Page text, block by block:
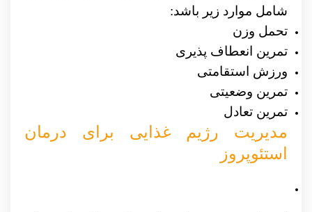
شامل موارد زیر باشد:
تحمل وزن
تمرین انعطاف پذیری
ورزش استقامتی
تمرین وضعیتی
تمرین تعادل
مدیریت رژیم غذایی برای درمان
استئوپروز